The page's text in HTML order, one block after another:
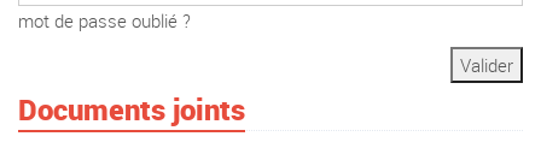
mot de passe oublié ?
Documents joints